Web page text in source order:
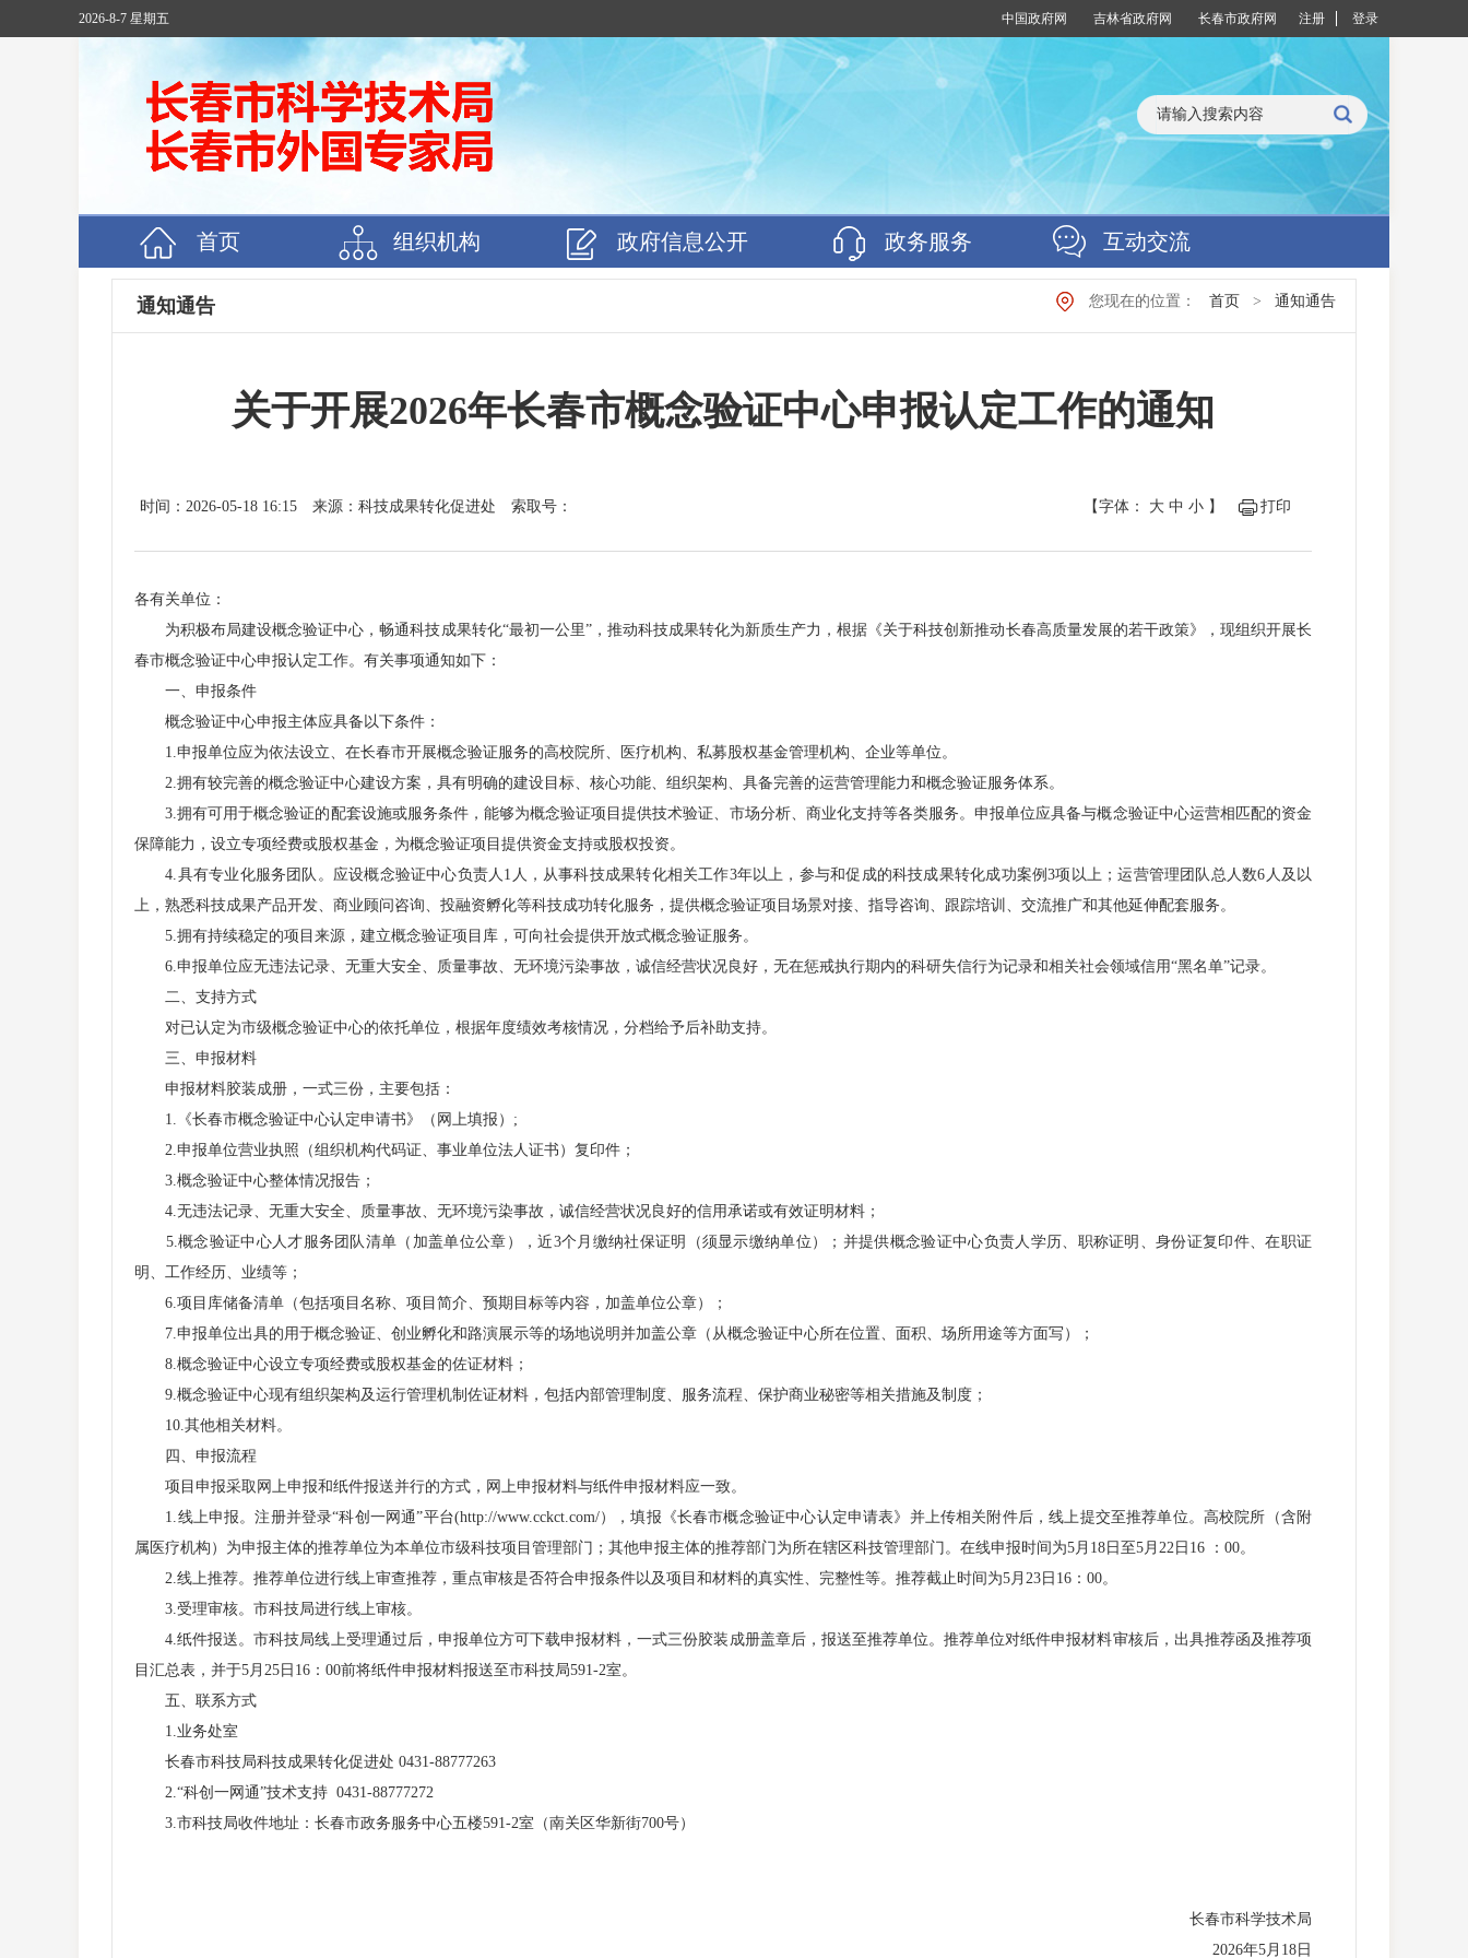
2026-8-7 星期五 中国政府网 吉林省政府网 长春市政府网 注册 登录
首页 组织机构 政府信息公开 政务服务 互动交流
通知通告 您现在的位置： 首页 > 通知通告
关于开展2026年长春市概念验证中心申报认定工作的通知
时间：2026-05-18 16:15 来源：科技成果转化促进处 索取号： 【字体： 大 中 小 】 打印
各有关单位：
为积极布局建设概念验证中心，畅通科技成果转化“最初一公里”，推动科技成果转化为新质生产力，根据《关于科技创新推动长春高质量发展的若干政策》，现组织开展长
春市概念验证中心申报认定工作。有关事项通知如下：
一、申报条件
概念验证中心申报主体应具备以下条件：
1.申报单位应为依法设立、在长春市开展概念验证服务的高校院所、医疗机构、私募股权基金管理机构、企业等单位。
2.拥有较完善的概念验证中心建设方案，具有明确的建设目标、核心功能、组织架构、具备完善的运营管理能力和概念验证服务体系。
3.拥有可用于概念验证的配套设施或服务条件，能够为概念验证项目提供技术验证、市场分析、商业化支持等各类服务。申报单位应具备与概念验证中心运营相匹配的资金
保障能力，设立专项经费或股权基金，为概念验证项目提供资金支持或股权投资。
4.具有专业化服务团队。应设概念验证中心负责人1人，从事科技成果转化相关工作3年以上，参与和促成的科技成果转化成功案例3项以上；运营管理团队总人数6人及以
上，熟悉科技成果产品开发、商业顾问咨询、投融资孵化等科技成功转化服务，提供概念验证项目场景对接、指导咨询、跟踪培训、交流推广和其他延伸配套服务。
5.拥有持续稳定的项目来源，建立概念验证项目库，可向社会提供开放式概念验证服务。
6.申报单位应无违法记录、无重大安全、质量事故、无环境污染事故，诚信经营状况良好，无在惩戒执行期内的科研失信行为记录和相关社会领域信用“黑名单”记录。
二、支持方式
对已认定为市级概念验证中心的依托单位，根据年度绩效考核情况，分档给予后补助支持。
三、申报材料
申报材料胶装成册，一式三份，主要包括：
1.《长春市概念验证中心认定申请书》（网上填报）;
2.申报单位营业执照（组织机构代码证、事业单位法人证书）复印件；
3.概念验证中心整体情况报告；
4.无违法记录、无重大安全、质量事故、无环境污染事故，诚信经营状况良好的信用承诺或有效证明材料；
5.概念验证中心人才服务团队清单（加盖单位公章），近3个月缴纳社保证明（须显示缴纳单位）；并提供概念验证中心负责人学历、职称证明、身份证复印件、在职证
明、工作经历、业绩等；
6.项目库储备清单（包括项目名称、项目简介、预期目标等内容，加盖单位公章）；
7.申报单位出具的用于概念验证、创业孵化和路演展示等的场地说明并加盖公章（从概念验证中心所在位置、面积、场所用途等方面写）；
8.概念验证中心设立专项经费或股权基金的佐证材料；
9.概念验证中心现有组织架构及运行管理机制佐证材料，包括内部管理制度、服务流程、保护商业秘密等相关措施及制度；
10.其他相关材料。
四、申报流程
项目申报采取网上申报和纸件报送并行的方式，网上申报材料与纸件申报材料应一致。
1.线上申报。注册并登录“科创一网通”平台(http://www.cckct.com/），填报《长春市概念验证中心认定申请表》并上传相关附件后，线上提交至推荐单位。高校院所（含附
属医疗机构）为申报主体的推荐单位为本单位市级科技项目管理部门；其他申报主体的推荐部门为所在辖区科技管理部门。在线申报时间为5月18日至5月22日16 ：00。
2.线上推荐。推荐单位进行线上审查推荐，重点审核是否符合申报条件以及项目和材料的真实性、完整性等。推荐截止时间为5月23日16：00。
3.受理审核。市科技局进行线上审核。
4.纸件报送。市科技局线上受理通过后，申报单位方可下载申报材料，一式三份胶装成册盖章后，报送至推荐单位。推荐单位对纸件申报材料审核后，出具推荐函及推荐项
目汇总表，并于5月25日16：00前将纸件申报材料报送至市科技局591-2室。
五、联系方式
1.业务处室
长春市科技局科技成果转化促进处 0431-88777263
2.“科创一网通”技术支持 0431-88777272
3.市科技局收件地址：长春市政务服务中心五楼591-2室（南关区华新街700号）
长春市科学技术局
2026年5月18日